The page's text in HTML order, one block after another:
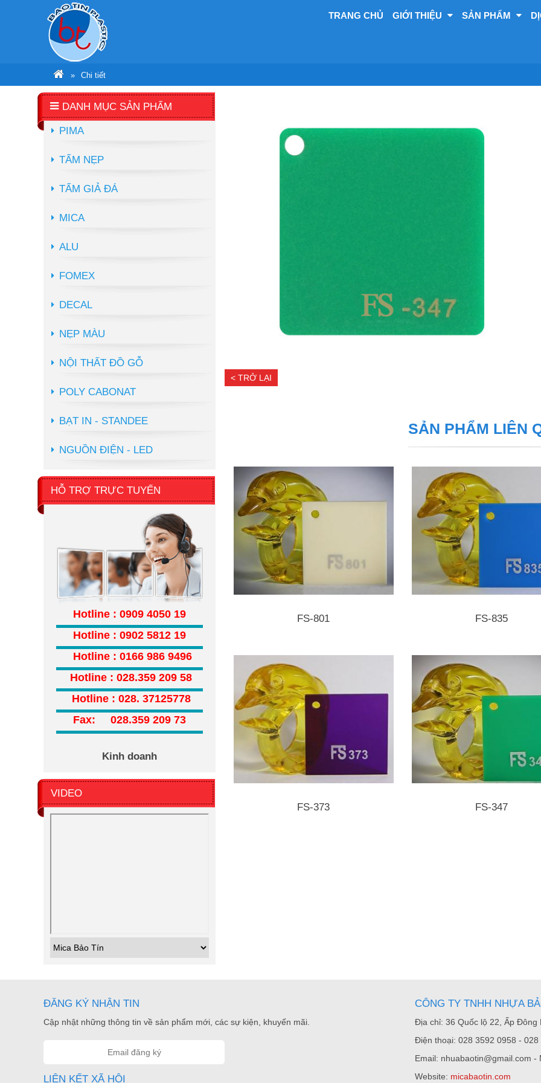
TRANG CHỦ GIỚI THIỆU SẢN PHẨM
Chi tiết
< TRỞ LẠI
SẢN PHẨM LIÊN
FS-801 FS-835
FS-373 FS-347
DANH MỤC SẢN PHẨM
PIMA
TẤM NẸP
TẤM GIẢ ĐÁ
MICA
ALU
FOMEX
DECAL
NẸP MÀU
NỘI THẤT ĐỒ GỖ
POLY CABONAT
BẠT IN - STANDEE
NGUỒN ĐIỆN - LED
HỖ TRỢ TRỰC TUYẾN
Hotline : 0909 4050 19
Hotline : 0902 5812 19
Hotline : 0166 986 9496
Hotline : 028.359 209 58
Hotline : 028. 37125778
Fax: 028.359 209 73
Kinh doanh
VIDEO
ĐĂNG KÝ NHẬN TIN
Cập nhật những thông tin về sản phẩm mới, các sự kiện, khuyến mãi.
LIÊN KẾT XÃ HỘI
CÔNG TY TNHH NHỰA
Địa chỉ: 36 Quốc lộ 22, Ấp
Điện thoại: 028 3592 0958 - 028
Email: nhuabaotin@gmail.com -
Website: micabaotin.com